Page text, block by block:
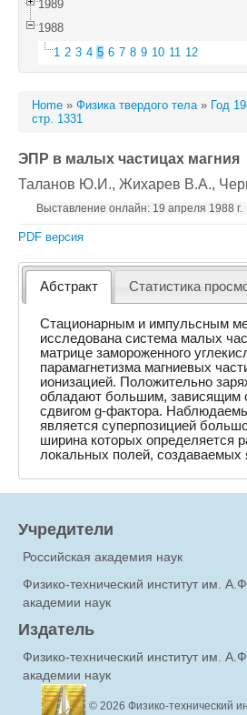
1989
1988
1 2 3 4 5 6 7 8 9 10 11 12
Home » Физика твердого тела» Год
стр. 1331
ЭПР в малых частицах магния
Таланов Ю.И., Жихарев В.А.,
Выставление онлайн: 19 апреля 1988 г.
PDF версия
Абстракт Статистика
Стационарным и импульсным
исследована система малых
матрице замороженного
парамагнетизма магниевых
ионизацией. Положительно
обладают большим, зависящим
сдвигом g-фактора.
является суперпозицией
ширина которых определяется
локальных полей, создаваемых
Учредители
Российская академия наук
Физико-технический институт им.
академии наук
Издатель
Физико-технический институт им.
академии наук
© 2026 Физико-технический